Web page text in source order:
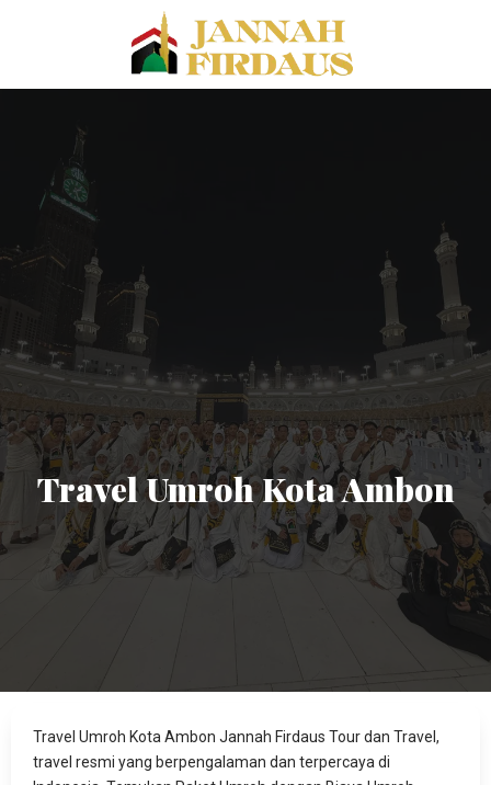
Travel Umroh Kota Ambon
Travel Umroh Kota Ambon Jannah Firdaus Tour dan Travel,
travel resmi yang berpengalaman dan terpercaya di